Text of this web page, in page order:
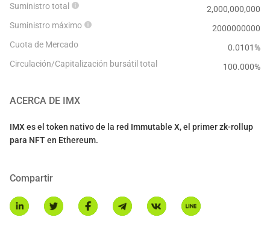
Suministro total
2,000,000,000
Suministro máximo
2000000000
Cuota de Mercado
0.0101%
Circulación/Capitalización bursátil total
100.000%
ACERCA DE IMX
IMX es el token nativo de la red Immutable X, el primer zk-rollup
para NFT en Ethereum.
Compartir